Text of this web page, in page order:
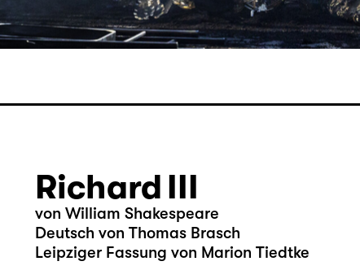
Richard III
von William Shakespeare
Deutsch von Thomas Brasch
Leipziger Fassung von Marion Tiedtke